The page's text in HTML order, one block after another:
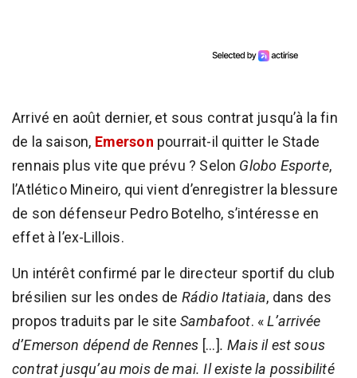
Arrivé en août dernier, et sous contrat jusqu’à la fin
de la saison, Emerson pourrait-il quitter le Stade
rennais plus vite que prévu ? Selon Globo Esporte,
l’Atlético Mineiro, qui vient d’enregistrer la blessure
de son défenseur Pedro Botelho, s’intéresse en
effet à l’ex-Lillois.
Un intérêt confirmé par le directeur sportif du club
brésilien sur les ondes de Rádio Itatiaia, dans des
propos traduits par le siteSambafoot. «L’arrivée
d’Emerson dépend de Rennes [...]. Mais il est sous
contrat jusqu’au mois de mai. Il existe la possibilité